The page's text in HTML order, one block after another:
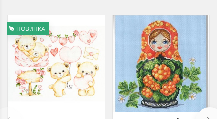
НОВИНКА